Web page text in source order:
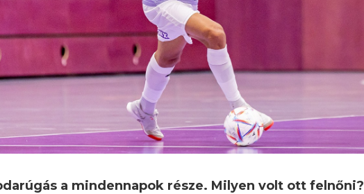
a mindennapok része. Milyen volt ott felnőni?